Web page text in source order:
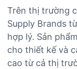
Trên thị trường
Supply Brands
hợp lý. Sản
cho thiết kế và
cao từ cả thị